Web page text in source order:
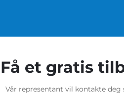
Få et gratis
Vår representant vil kontakte deg